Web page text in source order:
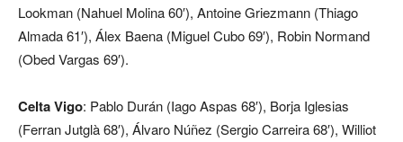
Lookman (Nahuel Molina 60′), Antoine Griezmann (Thiago
Almada 61′), Álex Baena (Miguel Cubo 69′), Robin Normand
(Obed Vargas 69′).
Celta Vigo: Pablo Durán (Iago Aspas 68′), Borja Iglesias
(Ferran Jutglà 68′), Álvaro Núñez (Sergio Carreira 68′), Williot